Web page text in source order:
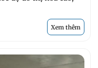
Xem thêm